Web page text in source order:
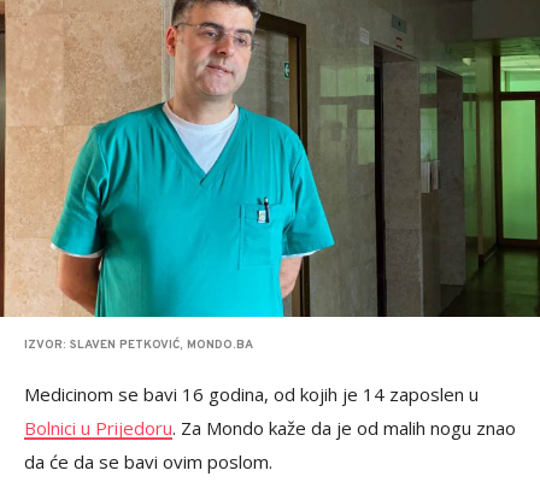
IZVOR: SLAVEN PETKOVIĆ, MONDO.BA
Medicinom se bavi 16 godina, od kojih je 14 zaposlen u
Bolnici u Prijedoru. Za Mondo kaže da je od malih nogu znao
da će da se bavi ovim poslom.